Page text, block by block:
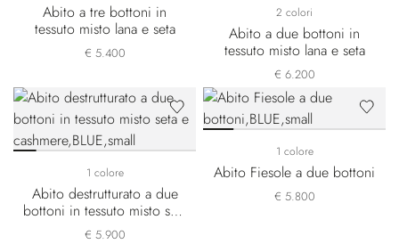
Abito a tre bottoni in
tessuto misto lana e seta
€ 5.400
2 colori
Abito a due bottoni in
tessuto misto lana e seta
€ 6.200
1 colore
Abito destrutturato a due
bottoni in tessuto misto seta
e cashmere
€ 5.900
1 colore
Abito Fiesole a due bottoni
€ 5.800